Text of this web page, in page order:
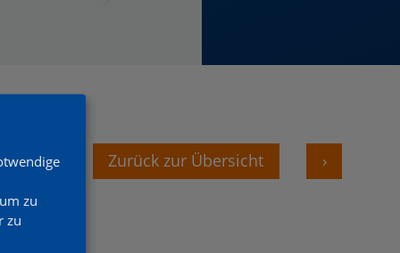
‹ Zurück zur Übersicht ›
zu
zu